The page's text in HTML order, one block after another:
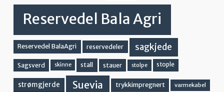
Reservedel Bala Agri
Reservedel BalaAgri reservedeler sagkjede
Sagsverd skinne stall stauer stolpe stople
strømgjerde Suevia trykkimpregnert varmekabel